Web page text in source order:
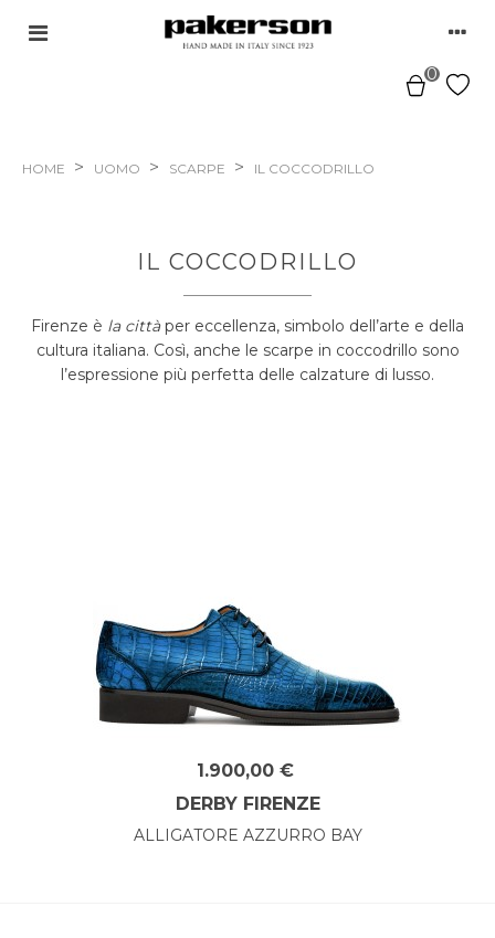
0
HOME > UOMO > SCARPE > IL COCCODRILLO
IL COCCODRILLO
Firenze è la cittàper eccellenza, simbolo dell’arte e della
cultura italiana. Così, anche le scarpe in coccodrillo sono
l’espressione più perfetta delle calzature di lusso.
1.900,00 €
DERBY FIRENZE
ALLIGATORE AZZURRO BAY